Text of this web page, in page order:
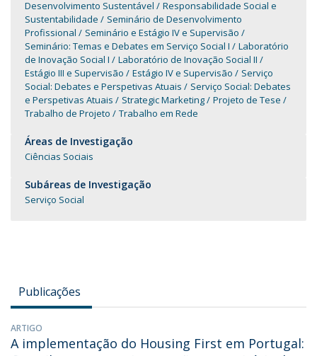
Desenvolvimento Sustentável
Responsabilidade Social e
Sustentabilidade
Seminário de Desenvolvimento
Profissional
Seminário e Estágio IV e Supervisão
Seminário: Temas e Debates em Serviço Social I
Laboratório
de Inovação Social I
Laboratório de Inovação Social II
Estágio III e Supervisão
Estágio IV e Supervisão
Serviço
Social: Debates e Perspetivas Atuais
Serviço Social: Debates
e Perspetivas Atuais
Strategic Marketing
Projeto de Tese
Trabalho de Projeto
Trabalho em Rede
Áreas de Investigação
Ciências Sociais
Subáreas de Investigação
Serviço Social
Publicações
ARTIGO
A implementação do Housing First em Portugal: